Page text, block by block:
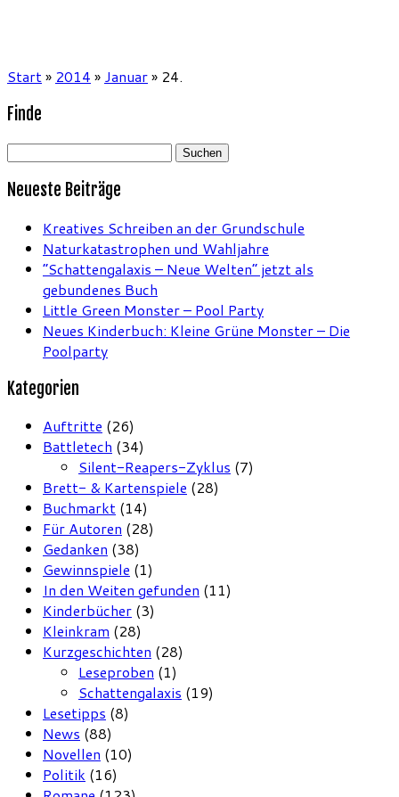
Start» 2014 » Januar» 24.
Finde
Suchen
Neueste Beiträge
Kreatives Schreiben an der Grundschule
Naturkatastrophen und Wahljahre
“Schattengalaxis – Neue Welten” jetzt als
gebundenes Buch
Little Green Monster – Pool Party
Neues Kinderbuch: Kleine Grüne Monster – Die
Poolparty
Kategorien
Auftritte (26)
Battletech (34)
Silent-Reapers-Zyklus (7)
Brett- & Kartenspiele (28)
Buchmarkt (14)
Für Autoren (28)
Gedanken (38)
Gewinnspiele (1)
In den Weiten gefunden (11)
Kinderbücher (3)
Kleinkram (28)
Kurzgeschichten (28)
Leseproben (1)
Schattengalaxis (19)
Lesetipps (8)
News (88)
Novellen (10)
Politik (16)